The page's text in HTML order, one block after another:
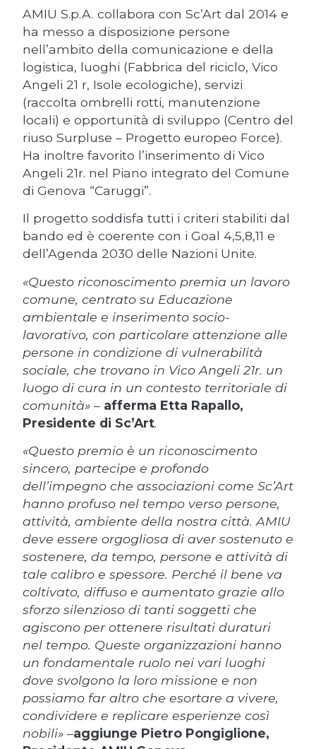
AMIU S.p.A. collabora con Sc’Art dal 2014 e
ha messo a disposizione persone
nell’ambito della comunicazione e della
logistica, luoghi (Fabbrica del riciclo, Vico
Angeli 21 r, Isole ecologiche), servizi
(raccolta ombrelli rotti, manutenzione
locali) e opportunità di sviluppo (Centro del
riuso Surpluse – Progetto europeo Force).
Ha inoltre favorito l’inserimento di Vico
Angeli 21r. nel Piano integrato del Comune
di Genova “Caruggi”.
Il progetto soddisfa tutti i criteri stabiliti dal
bando ed è coerente con i Goal 4,5,8,11 e
dell’Agenda 2030 delle Nazioni Unite.
«Questo riconoscimento premia un lavoro
comune, centrato su Educazione
ambientale e inserimento socio-
lavorativo, con particolare attenzione alle
persone in condizione di vulnerabilità
sociale, che trovano in Vico Angeli 21r. un
luogo di cura in un contesto territoriale di
comunità» – afferma Etta Rapallo,
Presidente di Sc’Art.
«Questo premio è un riconoscimento
sincero, partecipe e profondo
dell’impegno che associazioni come Sc’Art
hanno profuso nel tempo verso persone,
attività, ambiente della nostra città. AMIU
deve essere orgogliosa di aver sostenuto e
sostenere, da tempo, persone e attività di
tale calibro e spessore. Perché il bene va
coltivato, diffuso e aumentato grazie allo
sforzo silenzioso di tanti soggetti che
agiscono per ottenere risultati duraturi
nel tempo. Queste organizzazioni hanno
un fondamentale ruolo nei vari luoghi
dove svolgono la loro missione e non
possiamo far altro che esortare a vivere,
condividere e replicare esperienze così
nobili» –aggiunge Pietro Pongiglione,